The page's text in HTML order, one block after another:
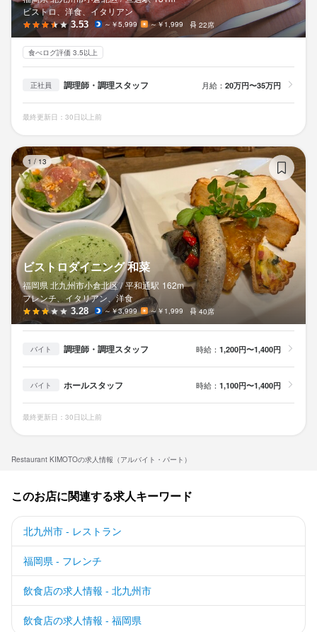
Restaurant KIMOTOの求人情報（アルバイト・パート）
ビストロ、洋食、イタリアン
3.53 ～￥5,999 ～￥1,999 22席
食べログ評価 3.5以上
正社員 調理師・調理スタッフ 月給： 20万円〜35万円
最終更新日：30日以上前
1 /13
ビストロダイニング 和菜
福岡県 北九州市小倉北区 / 平和通駅 162m
フレンチ、イタリアン、洋食
3.28 ～￥3,999 ～￥1,999 40席
バイト 調理師・調理スタッフ 時給： 1,200円〜1,400円
バイト ホールスタッフ 時給： 1,100円〜1,400円
最終更新日：30日以上前
このお店に関連する求人キーワード
北九州市 - レストラン
福岡県 - フレンチ
飲食店の求人情報 - 北九州市
飲食店の求人情報 - 福岡県